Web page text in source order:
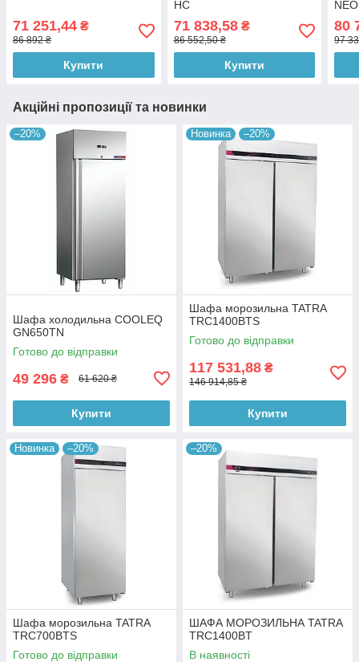
71 251,44 ₴
86 892 ₴
Купити
HC
71 838,58₴
86 552,50 ₴
Купити
80
97
Акційні пропозиції та новинки
–20%
Шафа холодильна COOLEQ
GN650TN
Готово до відправки
49 296 ₴ 61 620 ₴
Купити
Новинка –20%
Шафа морозильна TATRA
TRC1400BTS
Готово до відправки
117 531,88 ₴
146 914,85 ₴
Купити
Новинка –20%
Шафа морозильна TATRA
TRC700BTS
Готово до відправки
–20%
ШАФА МОРОЗИЛЬНА TATRA
TRC1400BT
В наявності